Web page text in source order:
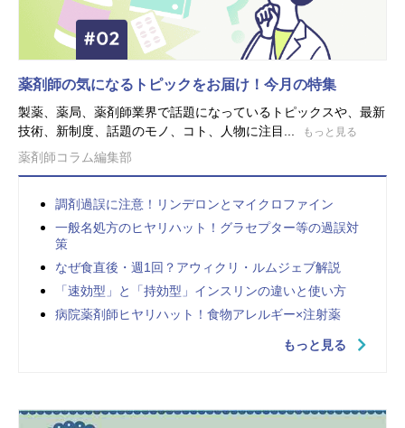
薬剤師の気になるトピックをお届け！今月の特集
製薬、薬局、薬剤師業界で話題になっているトピックスや、最新
技術、新制度、話題のモノ、コト、人物に注目...
もっと見る
薬剤師コラム編集部
調剤過誤に注意！リンデロンとマイクロファイン
一般名処方のヒヤリハット！グラセプター等の過誤対
策
なぜ食直後・週1回？アウィクリ・ルムジェブ解説
「速効型」と「持効型」インスリンの違いと使い方
病院薬剤師ヒヤリハット！食物アレルギー×注射薬
もっと見る